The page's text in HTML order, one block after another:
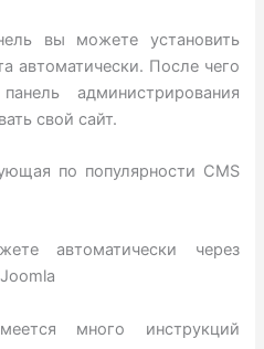
вы можете установить
автоматически. После чего
администрирования
свой сайт.
по популярности CMS
автоматически через
много инструкций